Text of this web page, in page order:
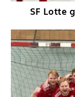
SF Lotte